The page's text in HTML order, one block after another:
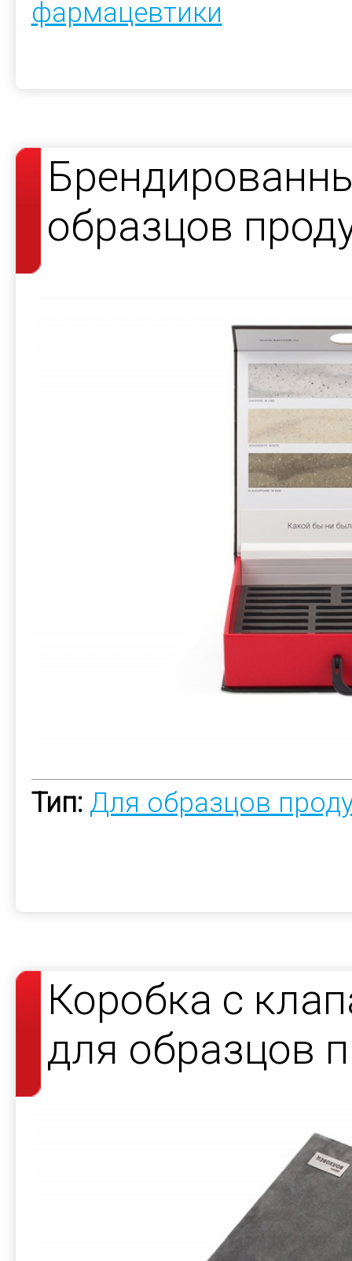
фармацевтики
образцов
Тип: Для образцов
Коробка с
для образцов